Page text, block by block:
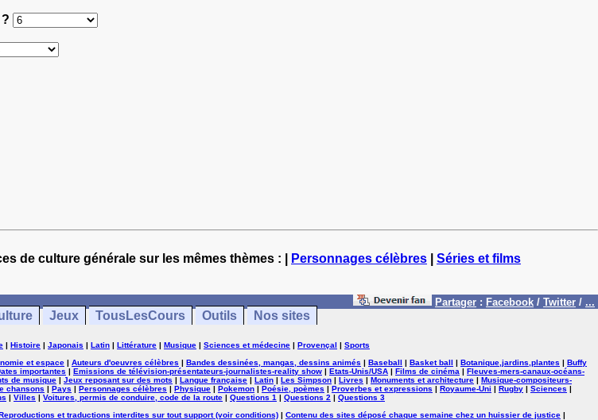
de culture générale sur les mêmes thèmes : | Personnages célèbres
Séries et films
Partager : Facebook / Twitter / ...
Jeux TousLesCours Outils Nos sites
| Histoire | Japonais | Latin | Littérature | Musique | Sciences et médecine | Provençal | Sports
et espace | Auteurs d'oeuvres célèbres | Bandes dessinées, mangas, dessins animés | Baseball | Basket ball | Botanique,jardins,plantes | Buffy
importantes | Emissions de télévision-présentateurs-journalistes-reality show | Etats-Unis/USA | Films de cinéma | Fleuves-mers-canaux-océans-
de musique | Jeux reposant sur des mots | Langue française | Latin | Les Simpson | Livres | Monuments et architecture | Musique-compositeurs-
chansons | Pays | Personnages célèbres | Physique | Pokemon | Poésie, poèmes | Proverbes et expressions | Royaume-Uni | Rugby | Sciences |
| Villes | Voitures, permis de conduire, code de la route | Questions 1 | Questions 2 | Questions 3
et traductions interdites sur tout support (voir conditions) | Contenu des sites déposé chaque semaine chez un huissier de justice |